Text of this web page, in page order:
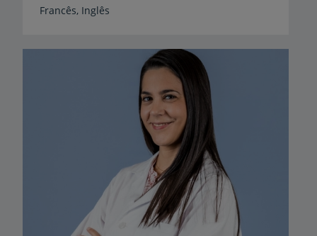
Francês, Inglês